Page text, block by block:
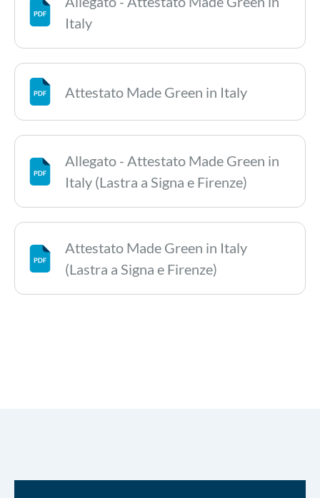
Italy
Attestato Made Green in Italy
Allegato - Attestato Made Green in
Italy (Lastra a Signa e Firenze)
Attestato Made Green in Italy
(Lastra a Signa e Firenze)